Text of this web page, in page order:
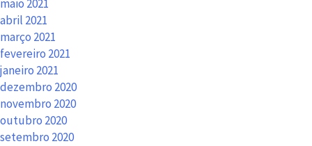
maio 2021
abril 2021
março 2021
fevereiro 2021
janeiro 2021
dezembro 2020
novembro 2020
outubro 2020
setembro 2020